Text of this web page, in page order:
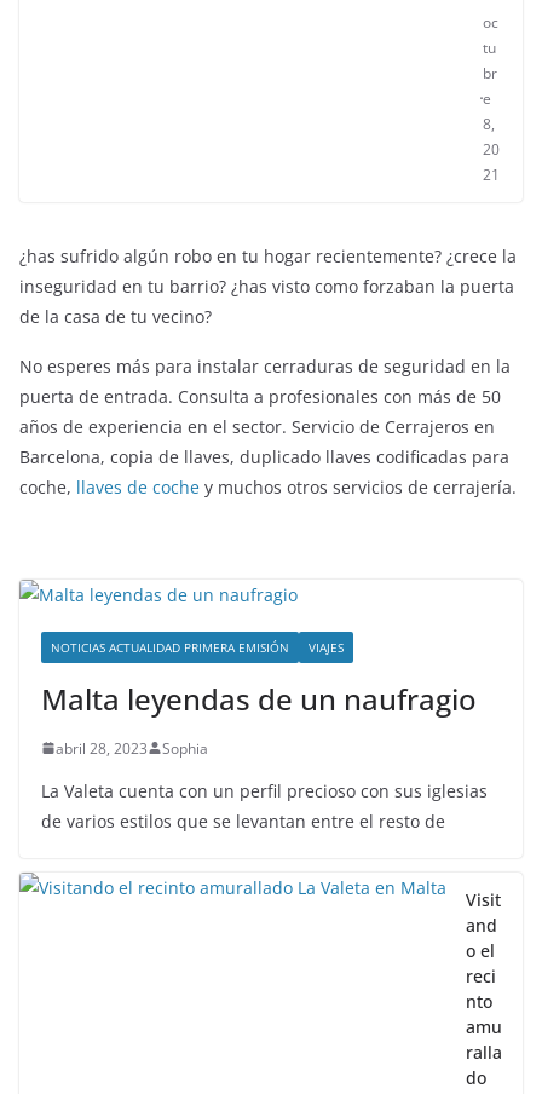
oc
tu
br
e
8,
20
21
¿has sufrido algún robo en tu hogar recientemente? ¿crece la
inseguridad en tu barrio? ¿has visto como forzaban la puerta
de la casa de tu vecino?
No esperes más para instalar cerraduras de seguridad en la
puerta de entrada. Consulta a profesionales con más de 50
años de experiencia en el sector. Servicio de Cerrajeros en
Barcelona, copia de llaves, duplicado llaves codificadas para
coche, llaves de coche y muchos otros servicios de cerrajería.
NOTICIAS ACTUALIDAD PRIMERA EMISIÓN VIAJES
Malta leyendas de un naufragio
abril 28, 2023 Sophia
La Valeta cuenta con un perfil precioso con sus iglesias
de varios estilos que se levantan entre el resto de
Visit
and
o el
reci
nto
amu
ralla
do